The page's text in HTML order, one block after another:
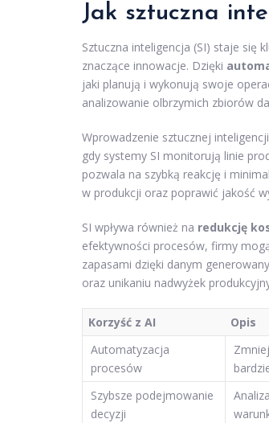
Jak sztuczna
Sztuczna inteligencja (SI) staje się
znaczące innowacje. Dzięki
jaki planują i wykonują swoje
analizowanie olbrzymich zbiorów
Wprowadzenie sztucznej
gdy systemy SI monitorują linie
pozwala na szybką reakcję i
w produkcji oraz poprawić jakość
SI wpływa również na redukcję
efektywności procesów, firmy
zapasami dzięki danym
oraz unikaniu nadwyżek
Korzyść z AI
Opis
Automatyzacja
procesów
Szybsze podejmowanie
decyzji